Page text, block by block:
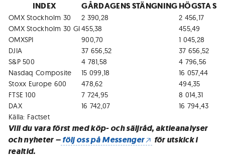
INDEX GÅRDAGENS STÄNGNINGHÖGSTA
OMX Stockholm 30 2 390,28
2 456,17
OMX Stockholm 30 GI455,38
455,49
OMXSPI
900,70
1 045,28
DJIA
37 656,52
37 656,52
S&P 500
4 781,58
4 796,56
Nasdaq Composite
15 099,18
16 057,44
Stoxx Europe 600
478,62
494,35
FTSE 100
7 724,95
8 014,31
DAX
16 742,07
16 794,43
Källa: Factset
Vill du vara först med köp- och säljråd, aktieanalyser
och nyheter –följ oss på Messenger
för utskick i
realtid.